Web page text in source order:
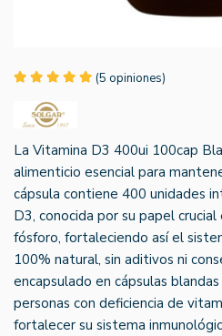
(5 opiniones)
La Vitamina D3 400ui 100cap
alimenticio esencial para
cápsula contiene 400 unidades
D3, conocida por su papel
fósforo, fortaleciendo así el
100% natural, sin aditivos ni
encapsulado en cápsulas
personas con deficiencia de
fortalecer su sistema